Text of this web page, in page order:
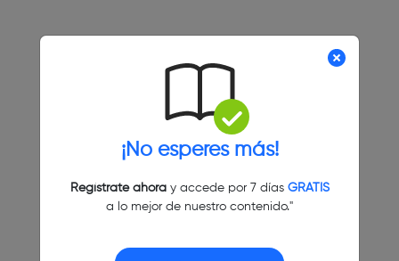
¡No esperes más!
Regístrate ahoray accede por 7 días GRATIS
a lo mejor de nuestro contenido."